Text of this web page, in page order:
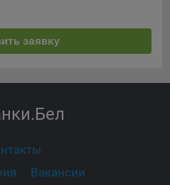
заявку
.Бел
Вакансии